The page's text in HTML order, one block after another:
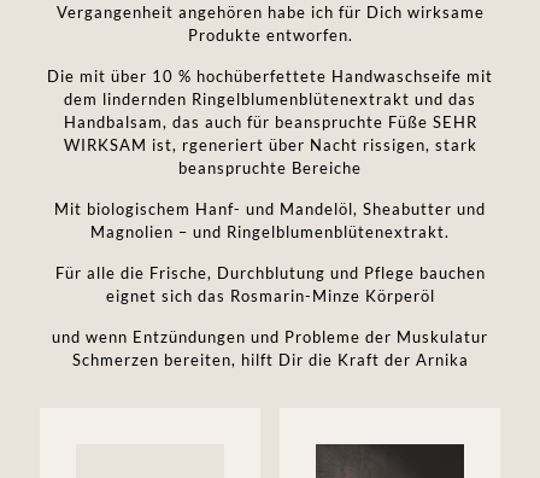
Vergangenheit angehören habe ich für Dich wirksame
Produkte entworfen.
Die mit über 10 % hochüberfettete Handwaschseife mit
dem lindernden Ringelblumenblütenextrakt und das
Handbalsam, das auch für beanspruchte Füße SEHR
WIRKSAM ist, rgeneriert über Nacht rissigen, stark
beanspruchte Bereiche
Mit biologischem Hanf- und Mandelöl, Sheabutter und
Magnolien – und Ringelblumenblütenextrakt.
Für alle die Frische, Durchblutung und Pflege bauchen
eignet sich das Rosmarin-Minze Körperöl
und wenn Entzündungen und Probleme der Muskulatur
Schmerzen bereiten, hilft Dir die Kraft der Arnika